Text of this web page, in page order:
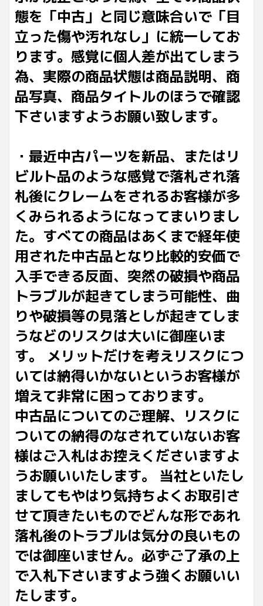
態を「中古」と同じ意味合いで「目
立った傷や汚れなし」に統一してお
ります。感覚に個人差が出てしまう
為、実際の商品状態は商品説明、商
品写真、商品タイトルのほうで確認
下さいますようお願い致します。
・最近中古パーツを新品、またはリ
ビルト品のような感覚で落札され落
札後にクレームをされるお客様が多
くみられるようになってまいりまし
た。すべての商品はあくまで経年使
用された中古品となり比較的安価で
入手できる反面、突然の破損や商品
トラブルが起きてしまう可能性、曲
りや破損等の見落としが起きてしま
うなどのリスクは大いに御座いま
す。 メリットだけを考えリスクにつ
いては納得いかないというお客様が
増えて非常に困っております。
中古品についてのご理解、リスクに
ついての納得のなされていないお客
様はご入札はお控えくださいますよ
うお願いいたします。 当社といたし
ましてもやはり気持ちよくお取引さ
せて頂きたいものでどんな形であれ
落札後のトラブルは気分の良いもの
では御座いません。必ずご了承の上
で入札下さいますよう強くお願いい
たします。